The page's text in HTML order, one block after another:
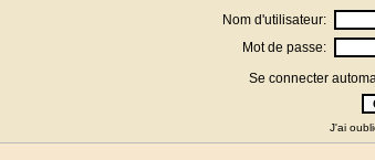
Nom d'utilisateur:
Mot de passe:
Se connecter
J'ai